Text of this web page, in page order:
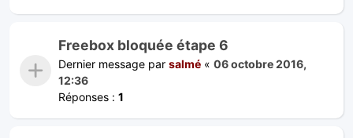
Freebox bloquée étape 6
Dernier message par salmé « 06 octobre 2016,
12:36
Réponses : 1